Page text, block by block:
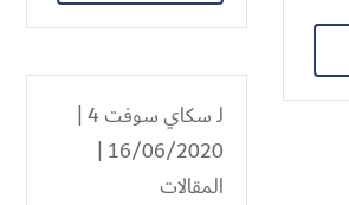
لـسكاي سوفت 4
|
16/06/2020 |
المقالات